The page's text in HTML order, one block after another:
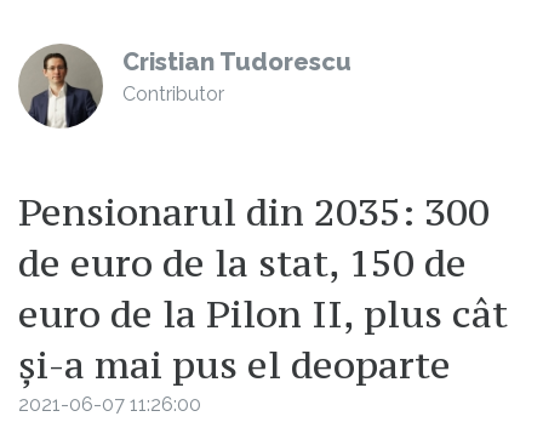
Cristian Tudorescu
Contributor
Pensionarul din 2035: 300
de euro de la stat, 150 de
euro de la Pilon II, plus cât
și-a mai pus el deoparte
2021-06-07 11:26:00